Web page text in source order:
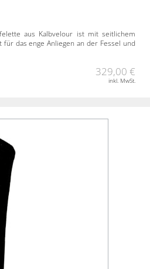
aus Kalbvelour ist mit seitlichem
das enge Anliegen an der Fessel und
329,00 €
inkl. MwSt.